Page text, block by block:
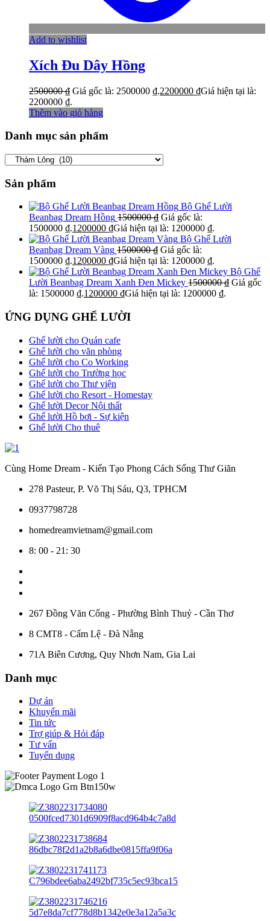
Add to wishlist
Xích Đu Dây Hồng
2500000₫ Giá gốc là: 2500000 ₫.2200000 ₫Giá hiện tại là:
2200000 ₫.
Thêm vào giỏ hàng
Danh mục sản phẩm
Sản phẩm
Bộ Ghế Lười
Beanbag Dream Hồng 1500000₫ Giá gốc là:
1500000 ₫.1200000 ₫Giá hiện tại là: 1200000 ₫.
Bộ Ghế Lười
Beanbag Dream Vàng 1500000₫ Giá gốc là:
1500000 ₫.1200000 ₫Giá hiện tại là: 1200000 ₫.
Bộ Ghế
Lười Beanbag Dream Xanh Đen Mickey 1500000₫ Giá gốc
là: 1500000 ₫.1200000 ₫Giá hiện tại là: 1200000 ₫.
ỨNG DỤNG GHẾ LƯỜI
Ghế lười cho Quán cafe
Ghế lười cho văn phòng
Ghế lười cho Co Working
Ghế lười cho Trường học
Ghế lười cho Thư viện
Ghế lười cho Resort - Homestay
Ghế lười Decor Nội thất
Ghế lười Hồ bơi - Sự kiện
Ghế lười Cho thuê
Cùng Home Dream - Kiến Tạo Phong Cách Sống Thư Giãn
278 Pasteur, P. Võ Thị Sáu, Q3, TPHCM
0937798728
homedreamvietnam@gmail.com
8: 00 - 21: 30
267 Đồng Văn Cống - Phường Bình Thuỷ - Cần Thơ
8 CMT8 - Cẩm Lệ - Đà Nẵng
71A Biên Cương, Quy Nhơn Nam, Gia Lai
Danh mục
Dự án
Khuyến mãi
Tin tức
Trợ giúp & Hỏi đáp
Tư vấn
Tuyển dụng